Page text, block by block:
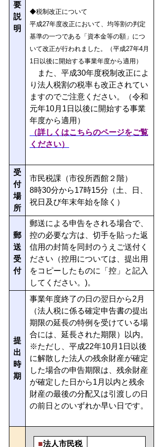
要
説
明
◆税制改正について
平成27年度改正において、均等割の判定
基準の一つである「資本金等の額」につ
いて改正が行われました。
（平成27年4月
1 日以後に開始する事業年度から適用）
また、平成30年度税制改正によ
り法人税割の税率も改正されてい
ますのでご注意ください。（令和
元年10月1日以後に開始する事業
年度から適用）
（詳しくはこちらのページをご覧
ください）
受
付
場
所
市民税課（市役所西館２階）
8時30分から17時15分（土、日、
祝日及び年末年始を除く）
郵
送
受
付
郵送による申告をされる場合で、
控の必要な方は、切手を貼った返
信用の封筒を同封のうえご送付く
ださい（控用については、提出用
をコピーしたものに「控」と記入
してください。)。
提
出
時
期
事業年度終了の日の翌日から2月
（法人税に係る確定申告書の提出
期限の延長の特例を受けている場
合には、延長された期限）以内。
※ただし、平成22年10月1日以後
に解散した法人の残余財産が確定
した場合の申告期限は、残余財産
が確定した日から1月以内と残余
財産の最後の分配又は引渡しの日
の前日とのいずれか早い日です。
■法人市民税